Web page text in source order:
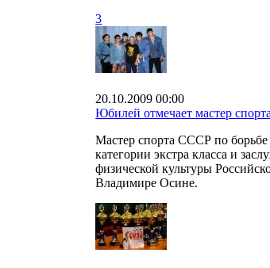
3
20.10.2009 00:00
Юбилей отмечает мастер
Мастер спорта СССР по
категории экстра класса и
физической культуры
Владимире Осине.